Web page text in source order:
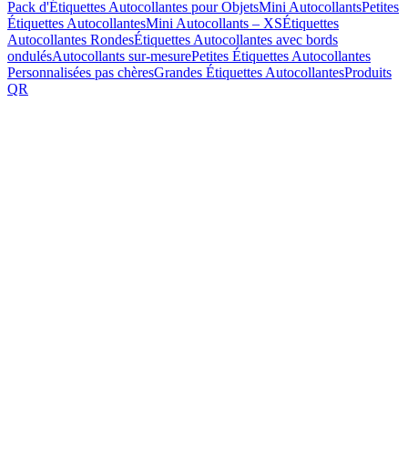
Pack d'Étiquettes Autocollantes pour ObjetsMini AutocollantsPetites
Étiquettes AutocollantesMini Autocollants – XSÉtiquettes
Autocollantes RondesÉtiquettes Autocollantes avec bords
ondulésAutocollants sur-mesurePetites Étiquettes Autocollantes
Personnalisées pas chèresGrandes Étiquettes AutocollantesProduits
QR